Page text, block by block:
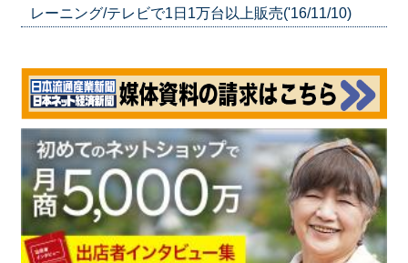
レーニング/テレビで1日1万台以上販売('16/11/10)